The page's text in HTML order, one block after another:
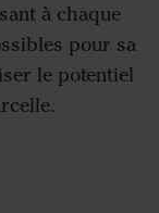
à chaque
pour sa
le potentiel